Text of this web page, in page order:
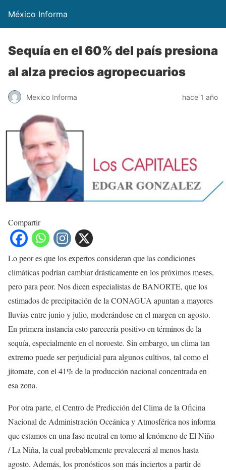
México Informa
Sequía en el 60% del país presiona
al alza precios agropecuarios
Mexico Informa hace 1 año
Compartir
Lo peor es que los expertos consideran que las condiciones
climáticas podrían cambiar drásticamente en los próximos meses,
pero para peor. Nos dicen especialistas de BANORTE, que los
estimados de precipitación de la CONAGUA apuntan a mayores
lluvias entre junio y julio, moderándose en el margen en agosto.
En primera instancia esto parecería positivo en términos de la
sequía, especialmente en el noroeste. Sin embargo, un clima tan
extremo puede ser perjudicial para algunos cultivos, tal como el
jitomate, con el 41% de la producción nacional concentrada en
esa zona.
Por otra parte, el Centro de Predicción del Clima de la Oficina
Nacional de Administración Oceánica y Atmosférica nos informa
que estamos en una fase neutral en torno al fenómeno de El Niño
/ La Niña, la cual probablemente prevalecerá al menos hasta
agosto. Además, los pronósticos son más inciertos a partir de